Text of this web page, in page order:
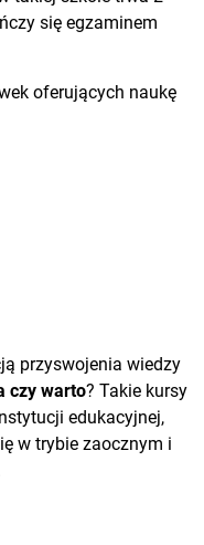
się egzaminem
oferujących naukę
przyswojenia wiedzy
czy warto? Takie kursy
edukacyjnej,
w trybie zaocznym i